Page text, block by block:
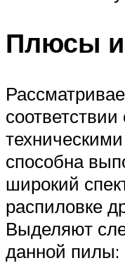
Плюсы
способна
широкий
распиловке
Выделяют
данной пилы: